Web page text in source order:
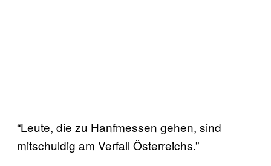
“Leute, die zu Hanfmessen gehen, sind
mitschuldig am Verfall Österreichs.”